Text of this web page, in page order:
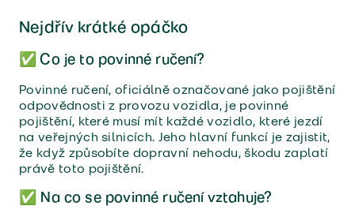
Nejdřív krátké opáčko
✅ Co je to povinné ručení?
Povinné ručení, oficiálně označované jako pojištění
odpovědnosti z provozu vozidla, je povinné
pojištění, které musí mít každé vozidlo, které jezdí
na veřejných silnicích. Jeho hlavní funkcí je zajistit,
že když způsobíte dopravní nehodu, škodu zaplatí
právě toto pojištění.
✅ Na co se povinné ručení vztahuje?